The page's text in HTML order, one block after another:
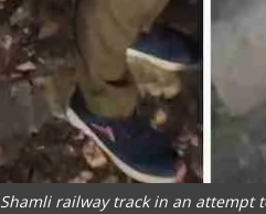
Shamli railway track in an attempt